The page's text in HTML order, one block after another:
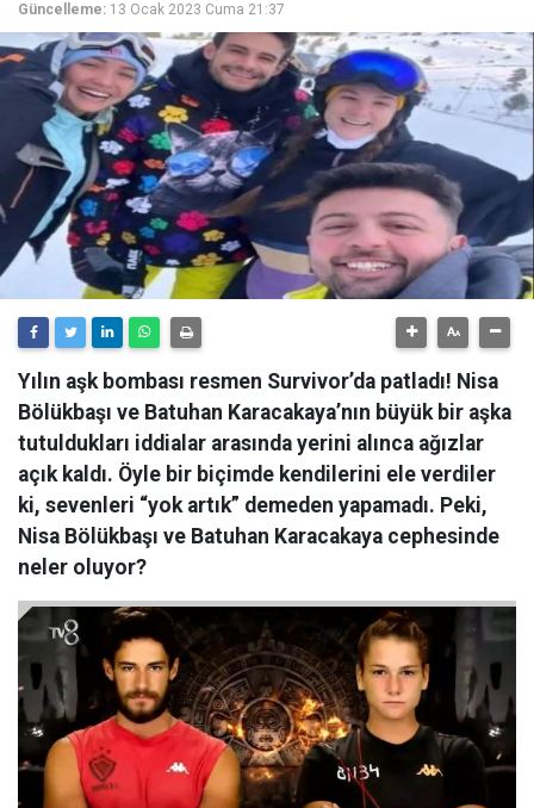
Güncelleme: 13 Ocak 2023 Cuma 21:37
Yılın aşk bombası resmen Survivor’da patladı! Nisa
Bölükbaşı ve Batuhan Karacakaya’nın büyük bir aşka
tutuldukları iddialar arasında yerini alınca ağızlar
açık kaldı. Öyle bir biçimde kendilerini ele verdiler
ki, sevenleri “yok artık” demeden yapamadı. Peki,
Nisa Bölükbaşı ve Batuhan Karacakaya cephesinde
neler oluyor?